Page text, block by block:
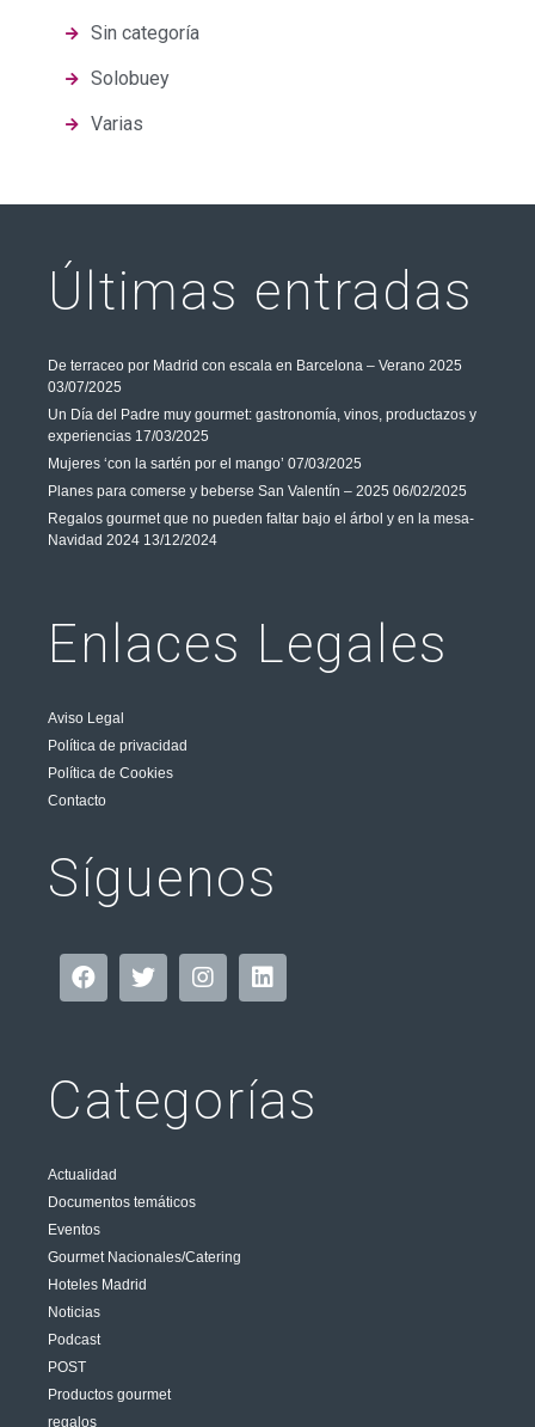
Sin categoría
Solobuey
Varias
Últimas entradas
De terraceo por Madrid con escala en Barcelona – Verano 2025
03/07/2025
Un Día del Padre muy gourmet: gastronomía, vinos, productazos y
experiencias 17/03/2025
Mujeres ‘con la sartén por el mango’ 07/03/2025
Planes para comerse y beberse San Valentín – 2025 06/02/2025
Regalos gourmet que no pueden faltar bajo el árbol y en la mesa-
Navidad 2024 13/12/2024
Enlaces Legales
Aviso Legal
Política de privacidad
Política de Cookies
Contacto
Síguenos
Categorías
Actualidad
Documentos temáticos
Eventos
Gourmet Nacionales/Catering
Hoteles Madrid
Noticias
Podcast
POST
Productos gourmet
regalos